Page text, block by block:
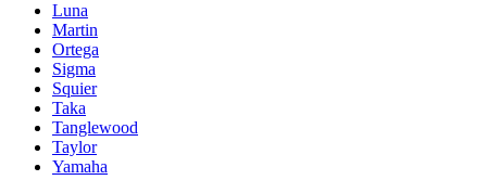
Luna
Martin
Ortega
Sigma
Squier
Taka
Tanglewood
Taylor
Yamaha